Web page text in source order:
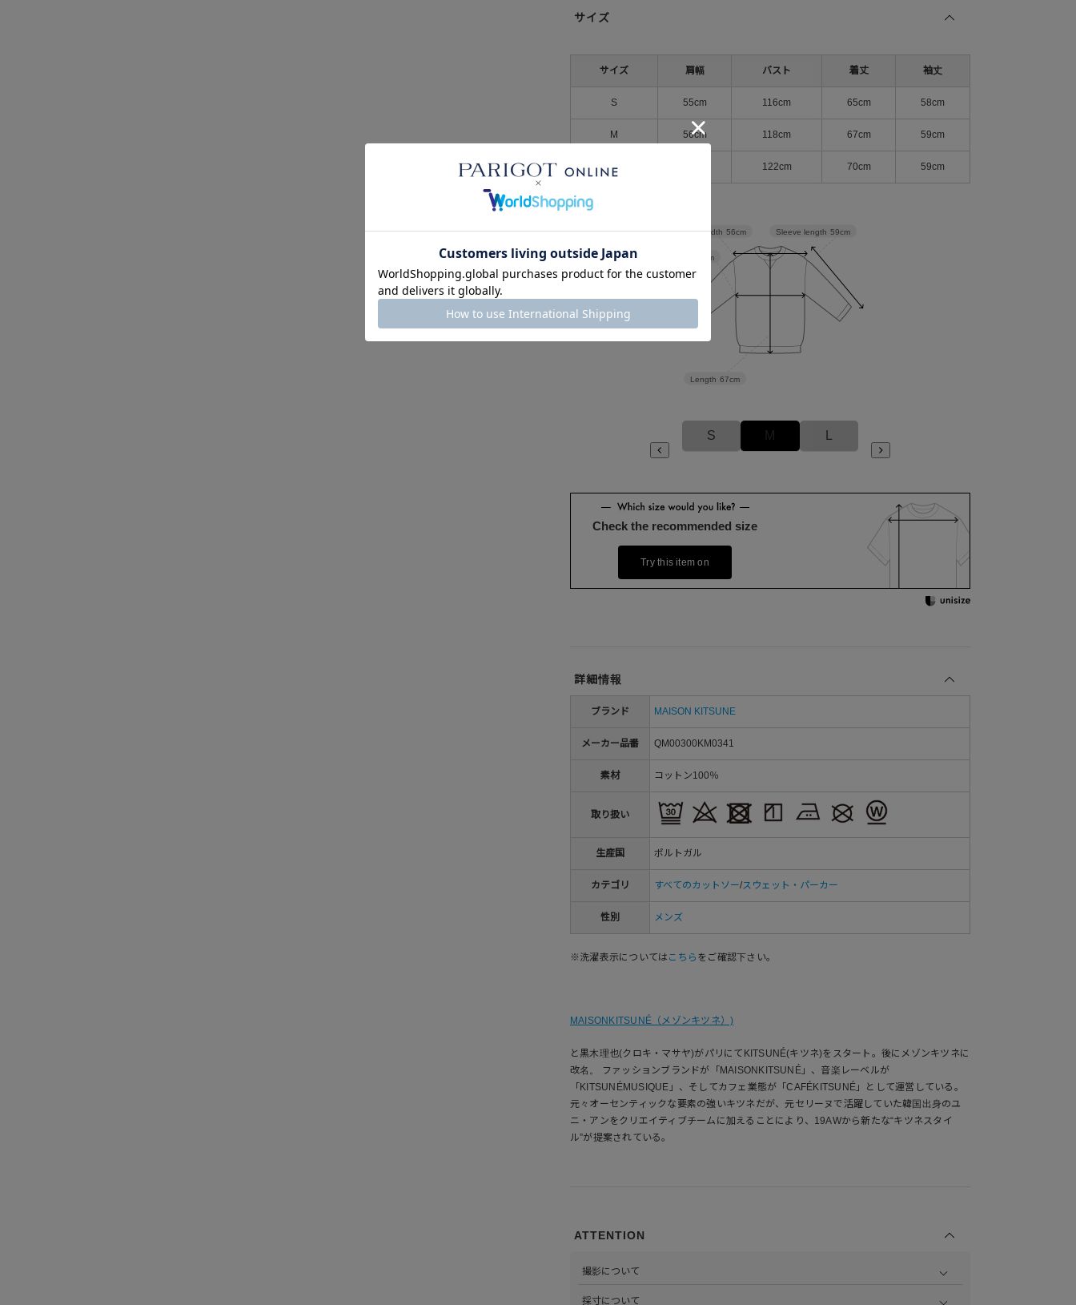
サイズ
サイズ 肩幅 バスト 着丈 袖丈
S 55cm 116cm 65cm 58cm
M 56cm 118cm 67cm 59cm
L 122cm 70cm 59cm
Sleeve length 59cm
Length 67cm
59cm
Shoulder width 56cm
S M
Check the recommended size
Try this item on
詳細情報
ブランド MAISON KITSUNE
メーカー品番 QM00300KM0341
素材 コットン100％
取り扱い
生産国 ポルトガル
カテゴリ すべてのカットソー/スウェット・パーカー
性別 メンズ
※洗濯表示については こちら をご確認下さい。
MAISONKITSUNÉ（メゾンキツネ）)
と黒木理也(クロキ・マサヤ)がパリにてKITSUNÉ(キツネ)をスタート。後にメゾンキツネに
改名。 ファッションブランドが「MAISONKITSUNÉ」、音楽レーベルが
「KITSUNÉMUSIQUE」、そしてカフェ業態が「CAFÉKITSUNÉ」として運営している。
元々オーセンティックな要素の強いキツネだが、元セリーヌで活躍していた韓国出身のユ
ニ・アンをクリエイティブチームに加えることにより、19AWから新たな“キツネスタイ
ル”が提案されている。
ATTENTION
撮影について
採寸について